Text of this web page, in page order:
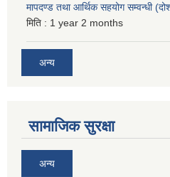
मापदण्ड तथा आर्थिक सहयोग सम्वन्धी
मिति : 1 year 2 months
अन्य
सामाजिक सुरक्षा
अन्य